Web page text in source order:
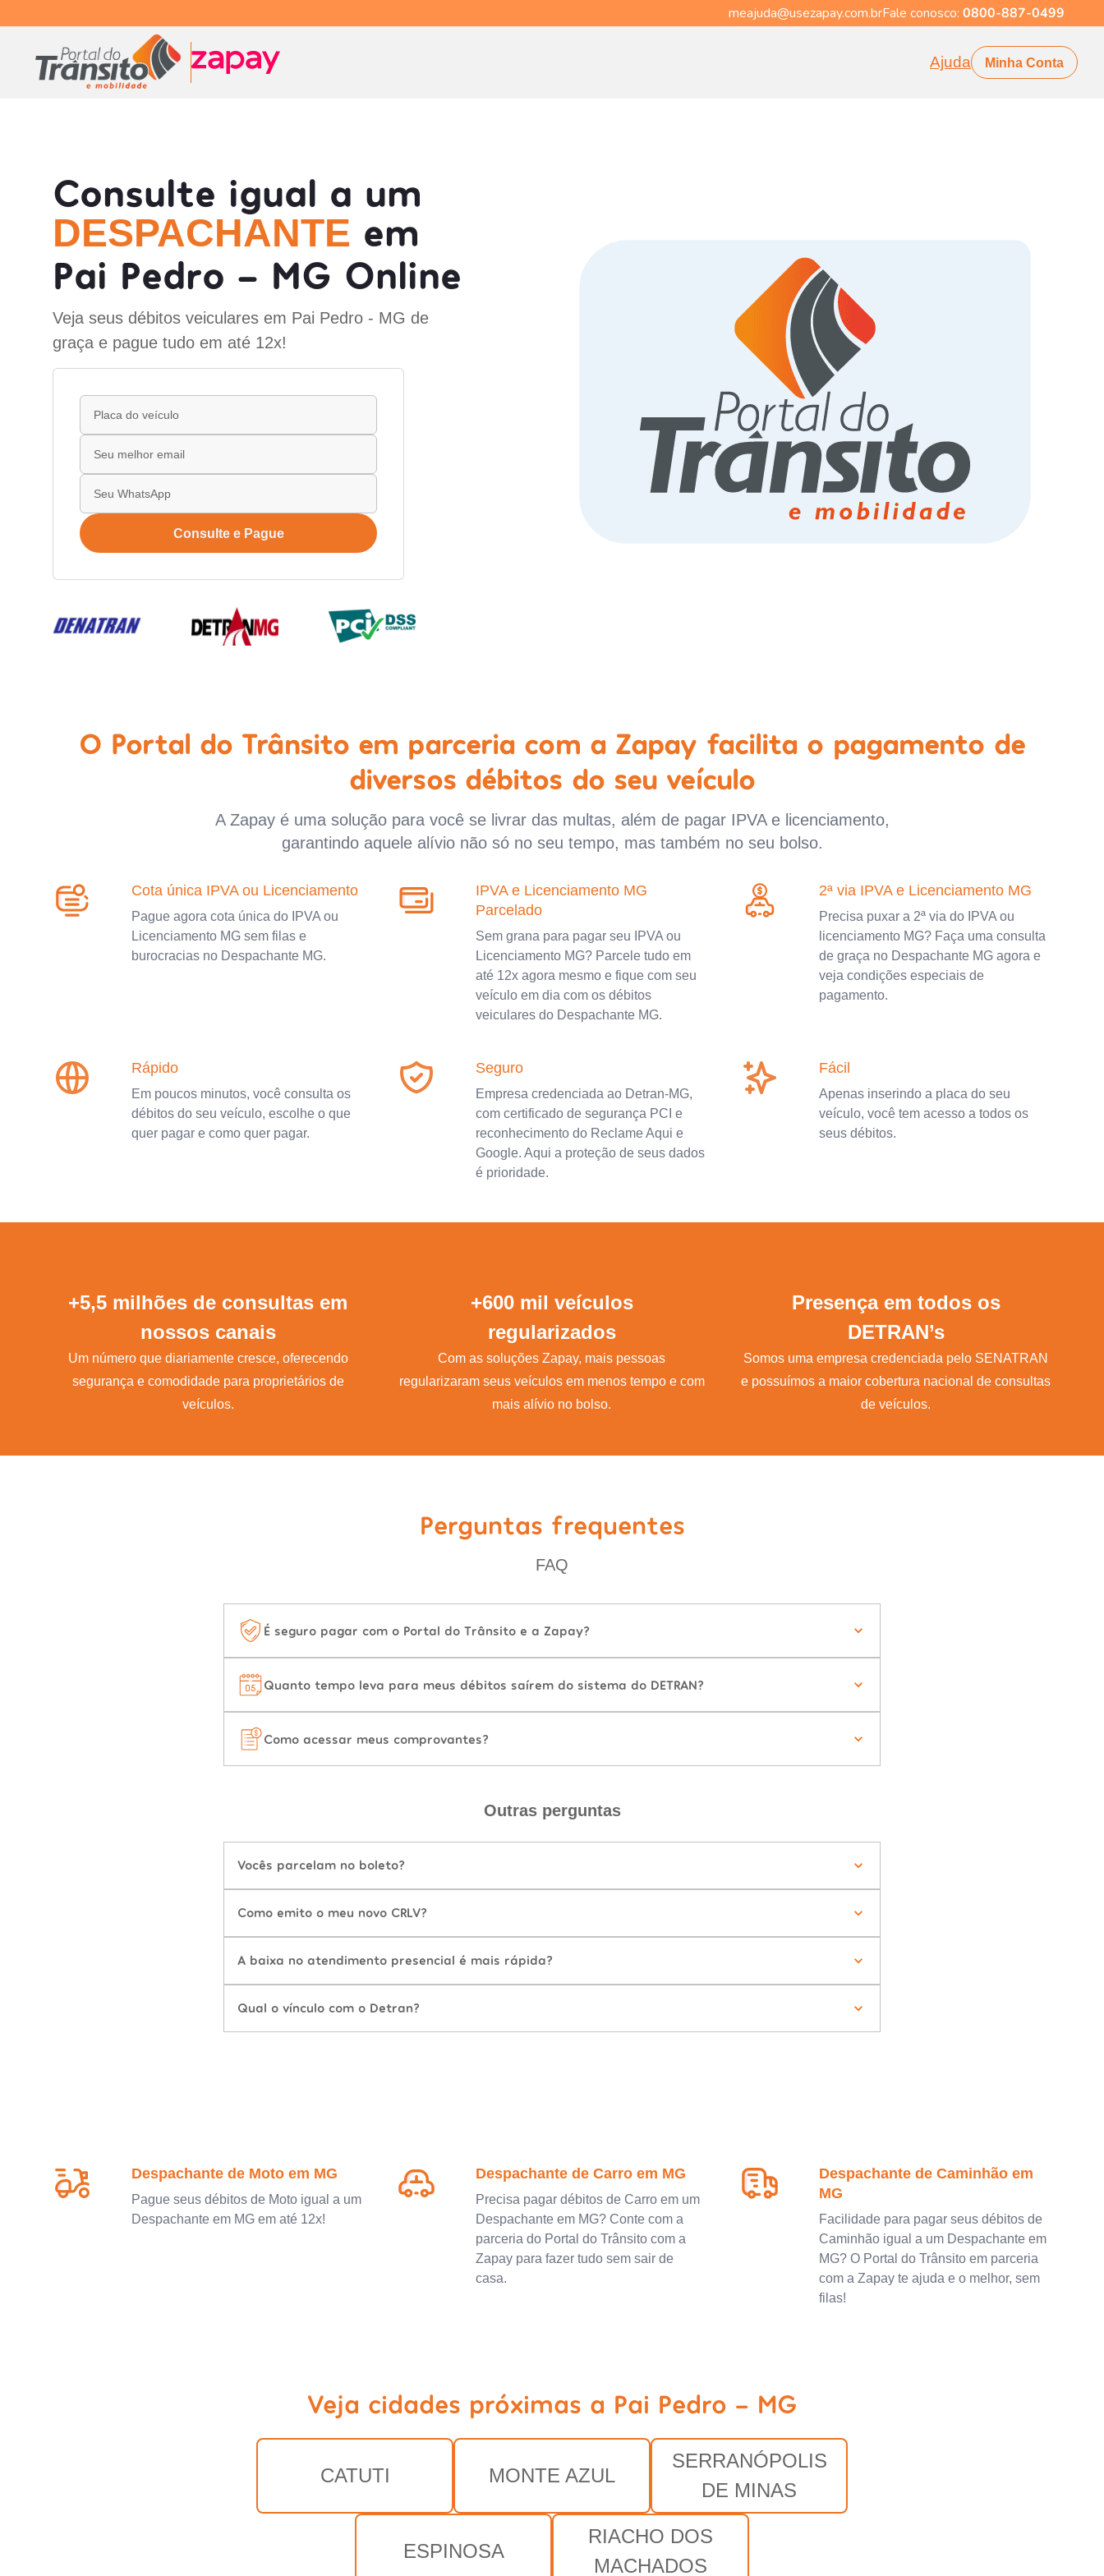
meajuda@usezapay.com.brFale conosco: 0800-887-0499
Ajuda Minha Conta
Consulte igual a um
DESPACHANTE em
Pai Pedro - MG Online
Veja seus débitos veiculares em Pai Pedro - MG de
graça e pague tudo em até 12x!
Consulte e Pague
O Portal do Trânsito em parceria com a Zapay facilita o pagamento de
diversos débitos do seu veículo
A Zapay é uma solução para você se livrar das multas, além de pagar IPVA e licenciamento,
garantindo aquele alívio não só no seu tempo, mas também no seu bolso.
Cota única IPVA ou Licenciamento
Pague agora cota única do IPVA ou
Licenciamento MG sem filas e
burocracias no Despachante MG.
IPVA e Licenciamento MG
Parcelado
Sem grana para pagar seu IPVA ou
Licenciamento MG? Parcele tudo em
até 12x agora mesmo e fique com seu
veículo em dia com os débitos
veiculares do Despachante MG.
2ª via IPVA e Licenciamento MG
Precisa puxar a 2ª via do IPVA ou
licenciamento MG? Faça uma consulta
de graça no Despachante MG agora e
veja condições especiais de
pagamento.
Rápido
Em poucos minutos, você consulta os
débitos do seu veículo, escolhe o que
quer pagar e como quer pagar.
Seguro
Empresa credenciada ao Detran-MG,
com certificado de segurança PCI e
reconhecimento do Reclame Aqui e
Google. Aqui a proteção de seus dados
é prioridade.
Fácil
Apenas inserindo a placa do seu
veículo, você tem acesso a todos os
seus débitos.
+5,5 milhões de consultas em
nossos canais
Um número que diariamente cresce, oferecendo
segurança e comodidade para proprietários de
veículos.
+600 mil veículos
regularizados
Com as soluções Zapay, mais pessoas
regularizaram seus veículos em menos tempo e com
mais alívio no bolso.
Presença em todos os
DETRAN’s
Somos uma empresa credenciada pelo SENATRAN
e possuímos a maior cobertura nacional de consultas
de veículos.
Perguntas frequentes
FAQ
É seguro pagar com o Portal do Trânsito e a Zapay?
Quanto tempo leva para meus débitos saírem do sistema do DETRAN?
Como acessar meus comprovantes?
Outras perguntas
Vocês parcelam no boleto?
Como emito o meu novo CRLV?
A baixa no atendimento presencial é mais rápida?
Qual o vínculo com o Detran?
Despachante de Moto em MG
Pague seus débitos de Moto igual a um
Despachante em MG em até 12x!
Despachante de Carro em MG
Precisa pagar débitos de Carro em um
Despachante em MG? Conte com a
parceria do Portal do Trânsito com a
Zapay para fazer tudo sem sair de
casa.
Despachante de Caminhão em
MG
Facilidade para pagar seus débitos de
Caminhão igual a um Despachante em
MG? O Portal do Trânsito em parceria
com a Zapay te ajuda e o melhor, sem
filas!
Veja cidades próximas a Pai Pedro - MG
CATUTI MONTE AZUL
SERRANÓPOLIS
DE MINAS
ESPINOSA
RIACHO DOS
MACHADOS